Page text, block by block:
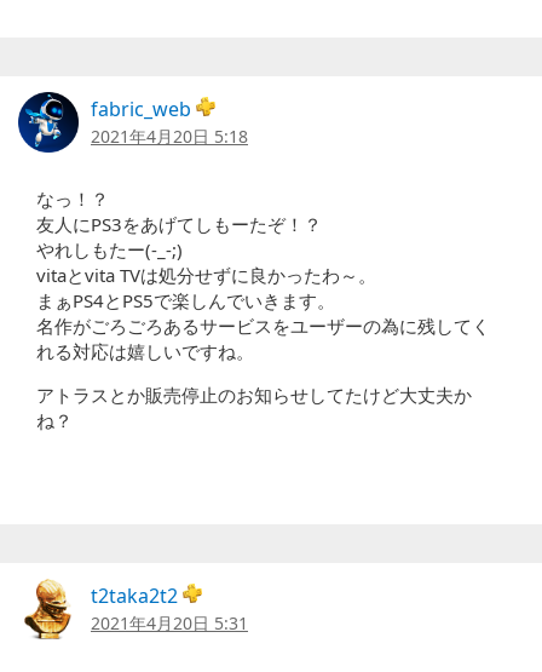
fabric_web
2021年4月20日 5:18
なっ！？
友人にPS3をあげてしもーたぞ！？
やれしもたー(-_-;)
vitaとvita TVは処分せずに良かったわ～。
まぁPS4とPS5で楽しんでいきます。
名作がごろごろあるサービスをユーザーの為に残してく
れる対応は嬉しいですね。
アトラスとか販売停止のお知らせしてたけど大丈夫か
ね？
t2taka2t2
2021年4月20日 5:31